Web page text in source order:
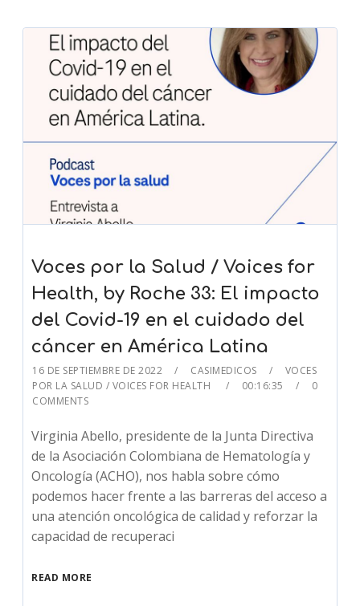
Voces por la Salud / Voices for
Health, by Roche 33: El impacto
del Covid-19 en el cuidado del
cáncer en América Latina
16 DE SEPTIEMBRE DE 2022 CASIMEDICOS
VOCES
POR LA SALUD / VOICES FOR HEALTH
00:16:35
0
COMMENTS
Virginia Abello, presidente de la Junta Directiva
de la Asociación Colombiana de Hematología y
Oncología (ACHO), nos habla sobre cómo
podemos hacer frente a las barreras del acceso a
una atención oncológica de calidad y reforzar la
capacidad de recuperaci
READ MORE